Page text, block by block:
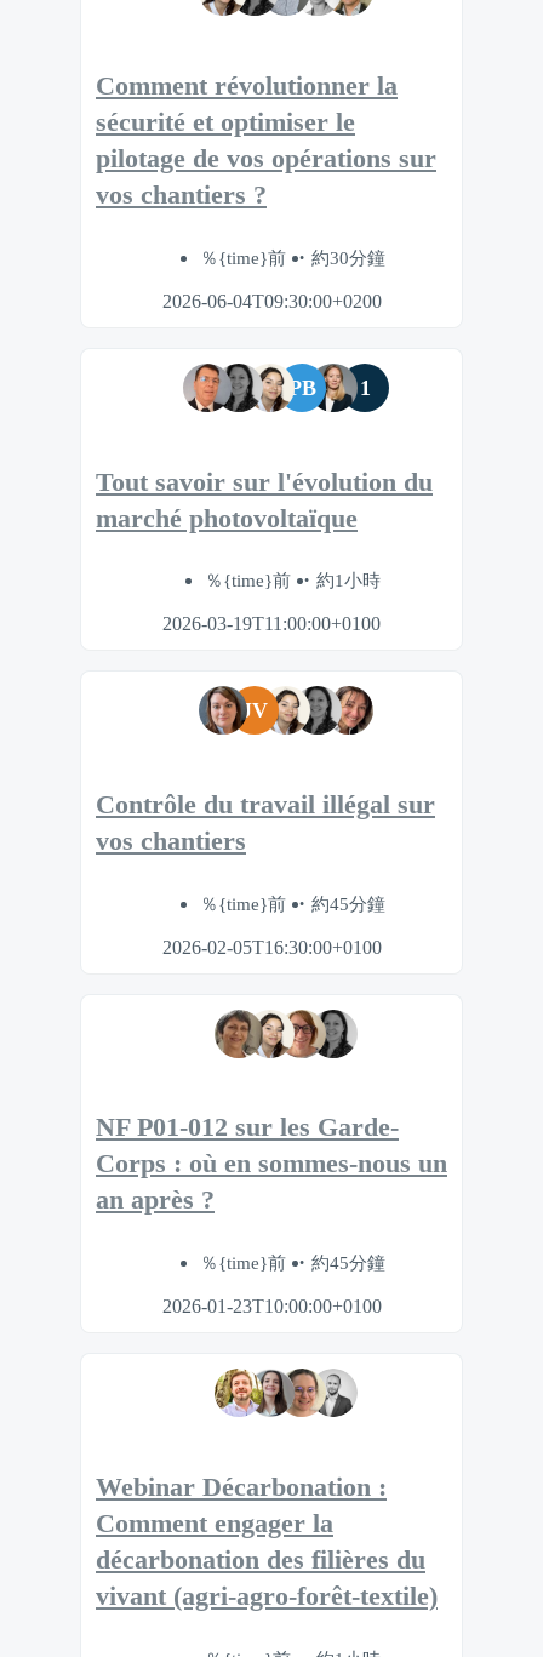
Comment révolutionner la
sécurité et optimiser le
pilotage de vos opérations sur
vos chantiers ?
％{time}前 約30分鐘
2026-06-04T09:30:00+0200
PB 1
Tout savoir sur l'évolution du
marché photovoltaïque​
％{time}前 約1小時
2026-03-19T11:00:00+0100
JV
Contrôle du travail illégal sur
vos chantiers
％{time}前 約45分鐘
2026-02-05T16:30:00+0100
NF P01-012 sur les Garde-
Corps : où en sommes-nous un
an après ?
％{time}前 約45分鐘
2026-01-23T10:00:00+0100
Webinar Décarbonation :
Comment engager la
décarbonation des filières du
vivant (agri-agro-forêt-textile)